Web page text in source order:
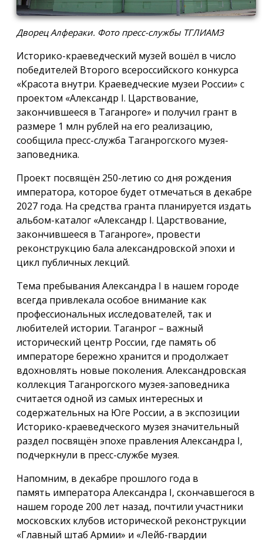
Дворец Алфераки. Фото пресс-службы ТГЛИАМЗ
Историко-краеведческий музей вошёл в число
победителей Второго всероссийского конкурса
«Красота внутри. Краеведческие музеи России» с
проектом «Александр I. Царствование,
закончившееся в Таганроге» и получил грант в
размере 1 млн рублей на его реализацию,
сообщила пресс-служба Таганрогского музея-
заповедника.
Проект посвящён 250-летию со дня рождения
императора, которое будет отмечаться в декабре
2027 года. На средства гранта планируется издать
альбом-каталог «Александр I. Царствование,
закончившееся в Таганроге», провести
реконструкцию бала александровской эпохи и
цикл публичных лекций.
Тема пребывания Александра I в нашем городе
всегда привлекала особое внимание как
профессиональных исследователей, так и
любителей истории. Таганрог – важный
исторический центр России, где память об
императоре бережно хранится и продолжает
вдохновлять новые поколения. Александровская
коллекция Таганрогского музея-заповедника
считается одной из самых интересных и
содержательных на Юге России, а в экспозиции
Историко-краеведческого музея значительный
раздел посвящён эпохе правления Александра I,
подчеркнули в пресс-службе музея.
Напомним, в декабре прошлого года в
память императора Александра I, скончавшегося в
нашем городе 200 лет назад, почтили участники
московских клубов исторической реконструкции
«Главный штаб Армии» и «Лейб-гвардии